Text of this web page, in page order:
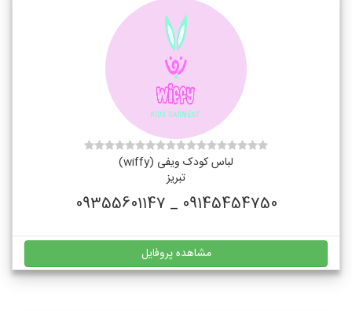
لباس کودک ویفی (wiffy)
تبریز
09145454750 _ 09355601147
مشاهده پروفایل